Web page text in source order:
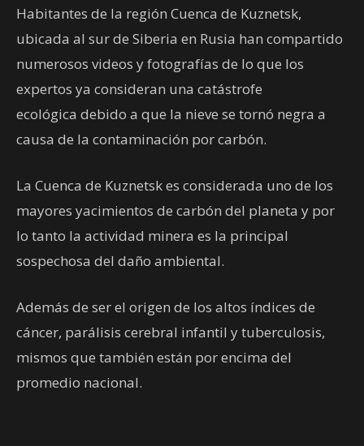
Habitantes de la región Cuenca de Kuznetsk,
ubicada al sur de Siberia en Rusia han compartido
numerosos videos y fotografías de lo que los
expertos ya consideran una catástrofe
ecológica debido a que la nieve se tornó negra a
causa de la contaminación por carbón.
La Cuenca de Kuznetsk es considerada uno de los
mayores yacimientos de carbón del planeta y por
lo tanto la actividad minera es la principal
sospechosa del daño ambiental.
Además de ser el origen de los altos índices de
cáncer, parálisis cerebral infantil y tuberculosis,
mismos que también están por encima del
promedio nacional.